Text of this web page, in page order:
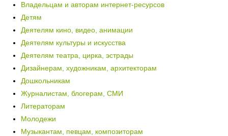
Владельцам и авторам интернет-ресурсов
Детям
Деятелям кино, видео, анимации
Деятелям культуры и искусства
Деятелям театра, цирка, эстрады
Дизайнерам, художникам, архитекторам
Дошкольникам
Журналистам, блогерам, СМИ
Литераторам
Молодежи
Музыкантам, певцам, композиторам